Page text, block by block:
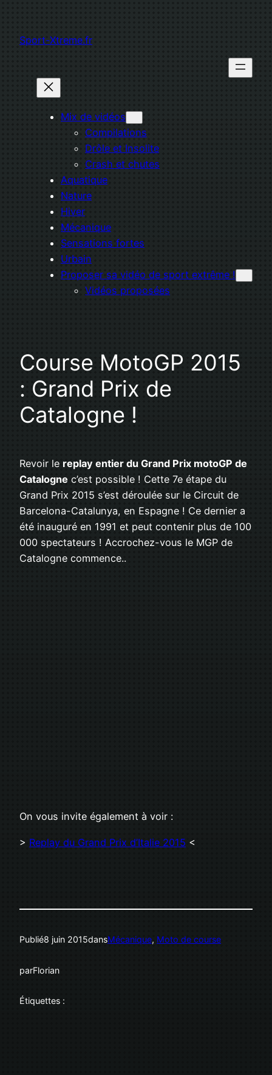
contenu
Sport-Xtreme.fr
Mix de vidéos
Compilations
Drôle et Insolite
Crash et chutes
Aquatique
Nature
Hiver
Mécanique
Sensations fortes
Urbain
Proposer sa vidéo de sport extrême !
Vidéos proposées
Course MotoGP 2015
: Grand Prix de
Catalogne !
Revoir le replay entier du Grand Prix motoGP de
Catalogne c’est possible ! Cette 7e étape du
Grand Prix 2015 s’est déroulée sur le Circuit de
Barcelona-Catalunya, en Espagne ! Ce dernier a
été inauguré en 1991 et peut contenir plus de 100
000 spectateurs ! Accrochez-vous le MGP de
Catalogne commence..
On vous invite également à voir :
> Replay du Grand Prix d’Italie 2015 <
Publié8 juin 2015dansMécanique, Moto de course
parFlorian
Étiquettes :